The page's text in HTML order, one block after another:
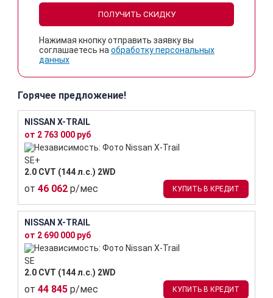
ПОЛУЧИТЬ СКИДКУ
Нажимая кнопку отправить заявку вы
соглашаетесь на обработку персональных
данных
Горячее предложение!
NISSAN X-TRAIL
от 2 763 000 руб
SE+
2.0 CVT (144 л.с.) 2WD
от 46 062 р/мес КУПИТЬ В КРЕДИТ
NISSAN X-TRAIL
от 2 690 000 руб
SE
2.0 CVT (144 л.с.) 2WD
от 44 845 р/мес КУПИТЬ В КРЕДИТ